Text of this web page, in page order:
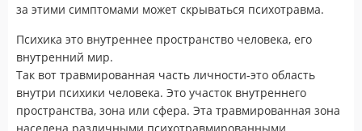
за этими симптомами может скрываться психотравма.
Психика это внутреннее пространство человека, его
внутренний мир.
Так вот травмированная часть личности-это область
внутри психики человека. Это участок внутреннего
пространства, зона или сфера. Эта травмированная зона
населена различными психотравмированными